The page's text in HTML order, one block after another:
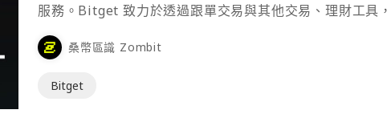
服務。Bitget 致力於透過跟單交易與其他交易、理財工具
桑幣區識 Zombit
Bitget